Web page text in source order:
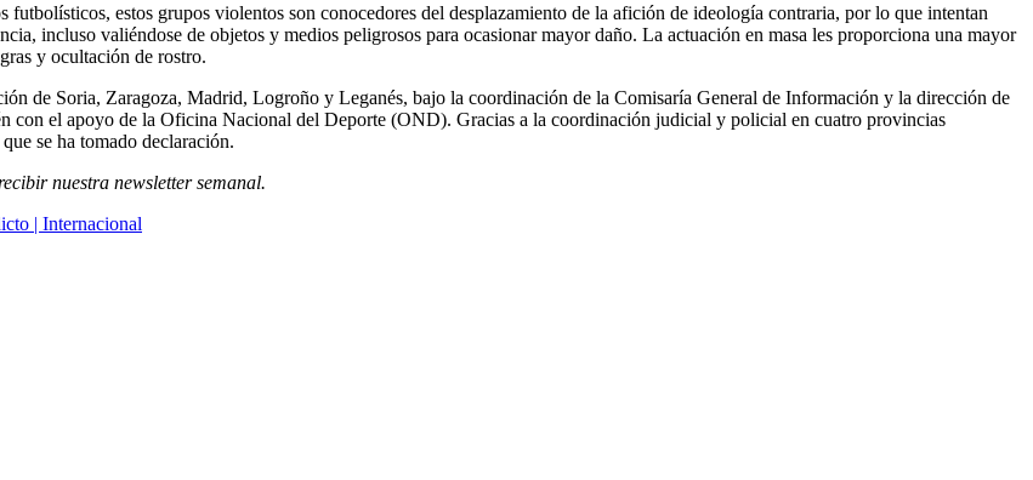
estos grupos violentos son conocedores del desplazamiento de la afición de ideología contraria, por lo que intentan
incluso valiéndose de objetos y medios peligrosos para ocasionar mayor daño. La actuación en masa les proporciona una mayor
y ocultación de rostro.
de Soria, Zaragoza, Madrid, Logroño y Leganés, bajo la coordinación de la Comisaría General de Información y la dirección de
con el apoyo de la Oficina Nacional del Deporte (OND). Gracias a la coordinación judicial y policial en cuatro provincias
se ha tomado declaración.
nuestra newsletter semanal.
| Internacional